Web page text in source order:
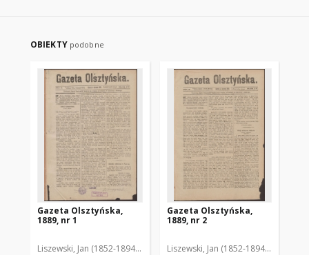
OBIEKTY podobne
Gazeta Olsztyńska,
1889, nr 1
Liszewski, Jan (1852-1894). Red.
Gazeta Olsztyńska,
1889, nr 2
Liszewski, Jan (1852-1894). Red.